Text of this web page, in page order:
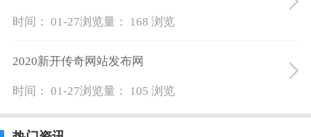
时间： 01-27浏览量： 168 浏览
2020新开传奇网站发布网
时间： 01-27浏览量： 105 浏览